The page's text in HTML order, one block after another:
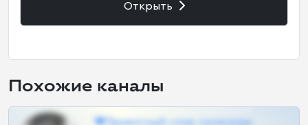
Открыть
Похожие каналы
❤Приватный слив телеграм,